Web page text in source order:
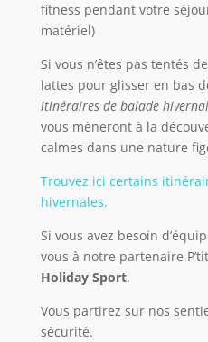
fitness pendant votre
matériel)
Si vous n’êtes pas tentés
lattes pour glisser en bas
itinéraires de balade
vous mèneront à la
calmes dans une nature
Trouvez ici certains
hivernales.
Si vous avez besoin
vous à notre partenaire
Holiday Sport.
Vous partirez sur nos
sécurité.